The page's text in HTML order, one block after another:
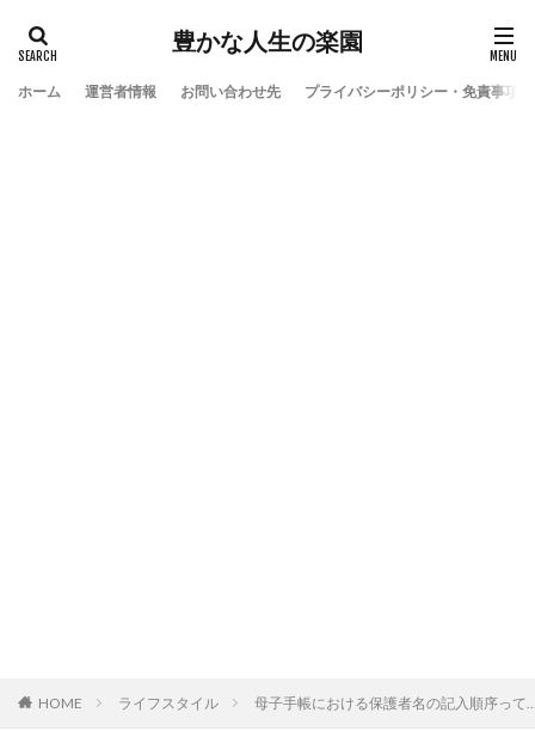
豊かな人生の楽園
ホーム 運営者情報 お問い合わせ先 プライバシーポリシー・免責事項
HOME ライフスタイル 母子手帳における保護者名の記入順序っ
検索